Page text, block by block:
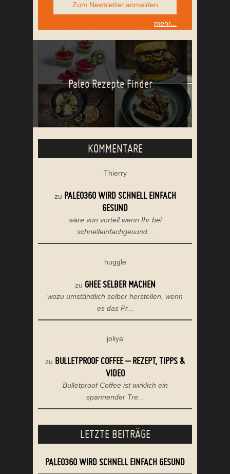
Zum Newsletter anmelden
mehr...
Paleo Rezepte Finder
KOMMENTARE
Thierry
zu PALEO360 WIRD SCHNELL EINFACH
GESUND
wäre von vorteil wenn Ihr bei
schnelleinfachgesund...
huggle
zu GHEE SELBER MACHEN
wozu umständlich selber herstellen, wenn
es das Pr...
joliya
zu BULLETPROOF COFFEE – REZEPT, TIPPS &
VIDEO
Bulletproof Coffee ist wirklich ein
spannender Tre...
LETZTE BEITRÄGE
PALEO360 WIRD SCHNELL EINFACH GESUND